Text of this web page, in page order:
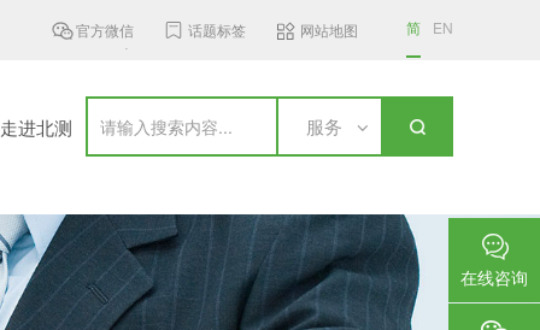
MST发布6 GHz频段无线接入设... 加拿大更新无线通信设备标准，
官方微信 话题标签 网站地图 简 EN
服务
走进北测
在线咨询